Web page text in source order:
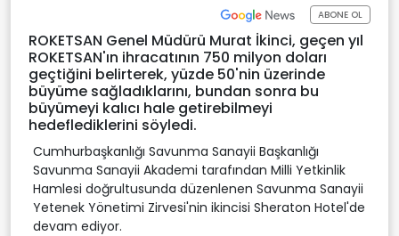
ABONE OL
ROKETSAN Genel Müdürü Murat İkinci, geçen yıl
ROKETSAN'ın ihracatının 750 milyon doları
geçtiğini belirterek, yüzde 50'nin üzerinde
büyüme sağladıklarını, bundan sonra bu
büyümeyi kalıcı hale getirebilmeyi
hedeflediklerini söyledi.
Cumhurbaşkanlığı Savunma Sanayii Başkanlığı
Savunma Sanayii Akademi tarafından Milli Yetkinlik
Hamlesi doğrultusunda düzenlenen Savunma Sanayii
Yetenek Yönetimi Zirvesi'nin ikincisi Sheraton Hotel'de
devam ediyor.